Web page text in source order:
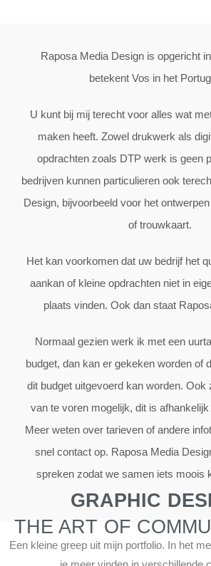
Raposa Media Design is opgericht
betekent Vos in het
U kunt bij mij terecht voor alles wat
maken heeft. Zowel drukwerk als
opdrachten zoals DTP werk is geen
bedrijven kunnen particulieren ook
Design, bijvoorbeeld voor het
of trouwkaart.
Het kan voorkomen dat uw bedrijf het
aankan of kleine opdrachten niet in
plaats vinden. Ook dan staat
Normaal gezien werk ik met een
budget, dan kan er gekeken worden of
dit budget uitgevoerd kan worden. Ook
van te voren mogelijk, dit is
Meer weten over tarieven of andere
snel contact op. Raposa Media
spreken zodat we samen iets moois
GRAPHIC
THE ART OF
Een kleine greep uit mijn portfolio. In het